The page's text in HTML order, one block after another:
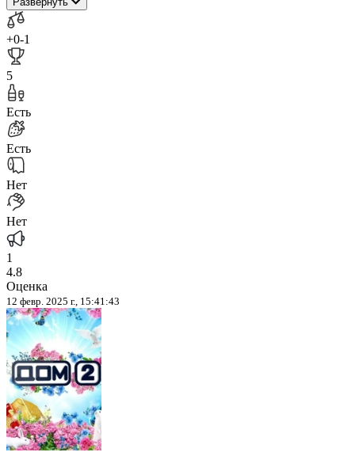
+0-1
5
Есть
Есть
Нет
Нет
1
4.8
Оценка
12 февр. 2025 г., 15:41:43